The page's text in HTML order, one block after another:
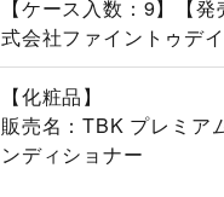
【ケース入数：9】【
式会社ファイントゥデイ
【化粧品】
販売名：TBK プレミア
ンディショナー